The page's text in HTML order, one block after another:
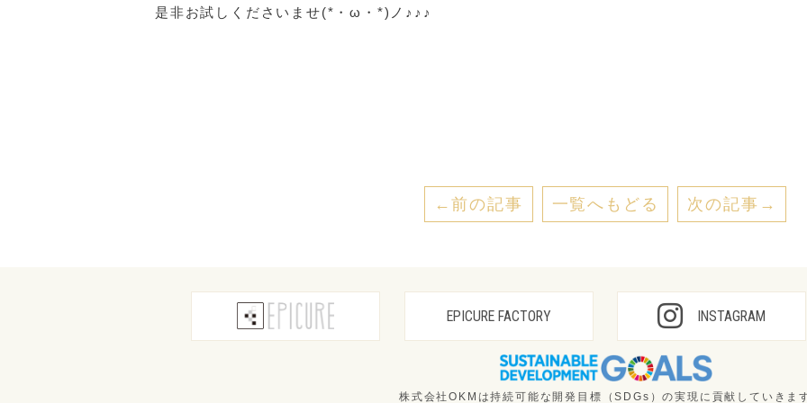
是非お試しくださいませ(*・ω・*)ノ♪♪♪
←前の記事 一覧へもどる 次の記事→
EPICURE FACTORY INSTAGRAM
株式会社OKMは持続可能な開発目標（SDGs）の実現に貢献していきま